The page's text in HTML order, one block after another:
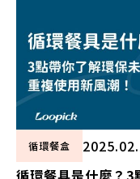
循環餐盒